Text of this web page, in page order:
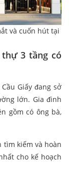
và cuốn hút tại
3 tầng có
Giấy đang sở
lớn. Gia đình
gồm có ông bà,
tìm kiếm và hoàn
cho kế hoạch